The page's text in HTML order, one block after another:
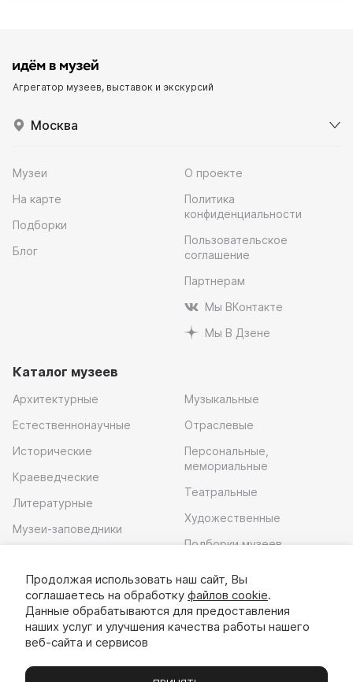
Агрегатор музеев, выставок и экскурсий
Москва
Музеи
На карте
Подборки
Блог
О проекте
Политика
конфиденциальности
Пользовательское
соглашение
Партнерам
Мы ВКонтакте
Мы В Дзене
Каталог музеев
Архитектурные
Естественнонаучные
Исторические
Краеведческие
Литературные
Музеи-заповедники
Музыкальные
Отраслевые
Персональные,
мемориальные
Театральные
Художественные
Подборки музеев
Скачать приложение
Продолжая использовать наш сайт, Вы
соглашаетесь на обработку файлов cookie.
Данные обрабатываются для предоставления
наших услуг и улучшения качества работы нашего
веб-сайта и сервисов